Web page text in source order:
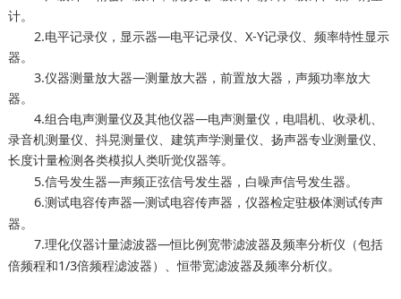
计。
2.电平记录仪，显示器—电平记录仪、X-Y记录仪、频率特性显示
器。
3.仪器测量放大器—测量放大器，前置放大器，声频功率放大
器。
4.组合电声测量仪及其他仪器—电声测量仪，电唱机、收录机、
录音机测量仪、抖晃测量仪、建筑声学测量仪、扬声器专业测量仪、
长度计量检测各类模拟人类听觉仪器等。
5.信号发生器—声频正弦信号发生器，白噪声信号发生器。
6.测试电容传声器—测试电容传声器， 仪器检定驻极体测试传声
器。
7.理化仪器计量滤波器—恒比例宽带滤波器及频率分析仪（包括
倍频程和1/3倍频程滤波器）、恒带宽滤波器及频率分析仪。